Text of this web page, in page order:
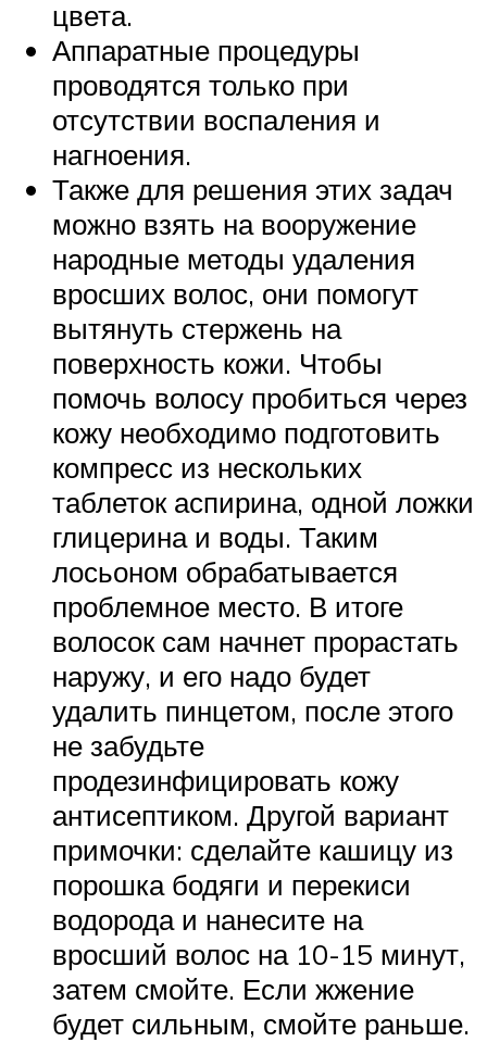
цвета.
Аппаратные процедуры
проводятся только при
отсутствии воспаления и
нагноения.
Также для решения этих задач
можно взять на вооружение
народные методы удаления
вросших волос, они помогут
вытянуть стержень на
поверхность кожи. Чтобы
помочь волосу пробиться через
кожу необходимо подготовить
компресс из нескольких
таблеток аспирина, одной ложки
глицерина и воды. Таким
лосьоном обрабатывается
проблемное место. В итоге
волосок сам начнет прорастать
наружу, и его надо будет
удалить пинцетом, после этого
не забудьте
продезинфицировать кожу
антисептиком. Другой вариант
примочки: сделайте кашицу из
порошка бодяги и перекиси
водорода и нанесите на
вросший волос на 10-15 минут,
затем смойте. Если жжение
будет сильным, смойте раньше.